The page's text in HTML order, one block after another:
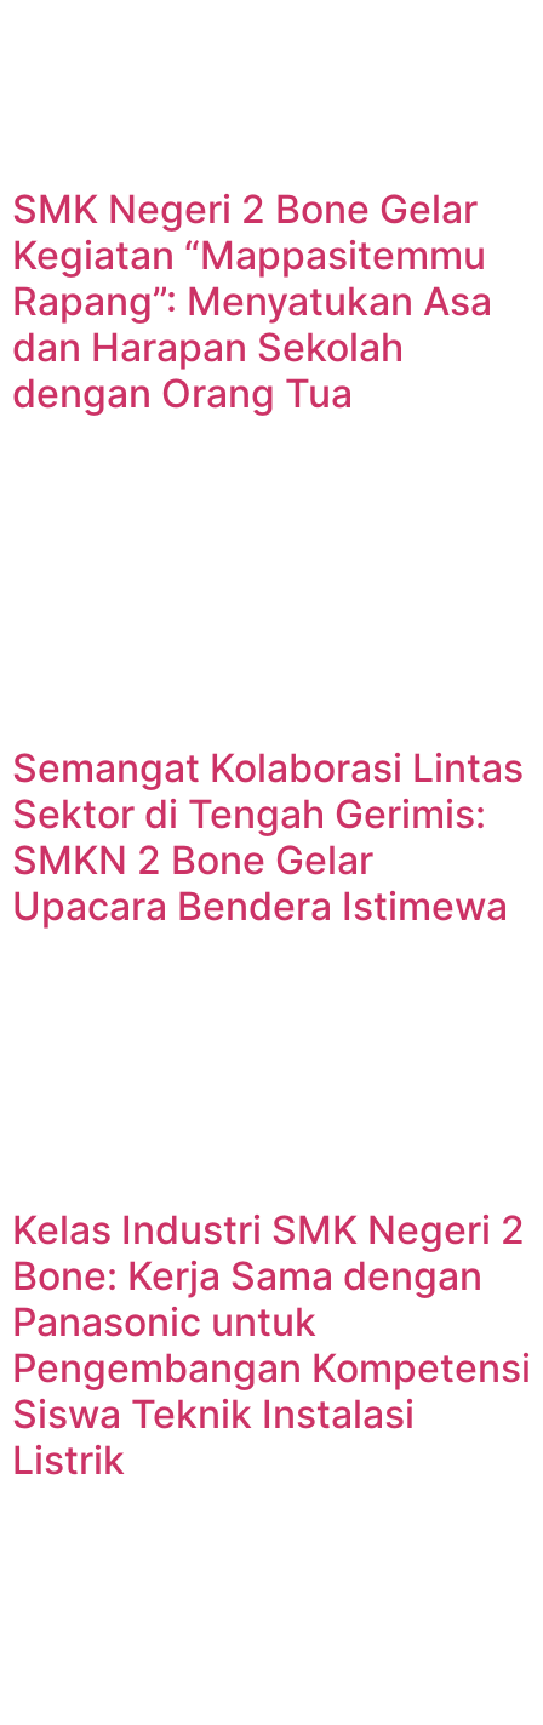
SMK Negeri 2 Bone Gelar
Kegiatan “Mappasitemmu
Rapang”: Menyatukan Asa
dan Harapan Sekolah
dengan Orang Tua
Semangat Kolaborasi Lintas
Sektor di Tengah Gerimis:
SMKN 2 Bone Gelar
Upacara Bendera Istimewa
Kelas Industri SMK Negeri 2
Bone: Kerja Sama dengan
Panasonic untuk
Pengembangan Kompetensi
Siswa Teknik Instalasi
Listrik